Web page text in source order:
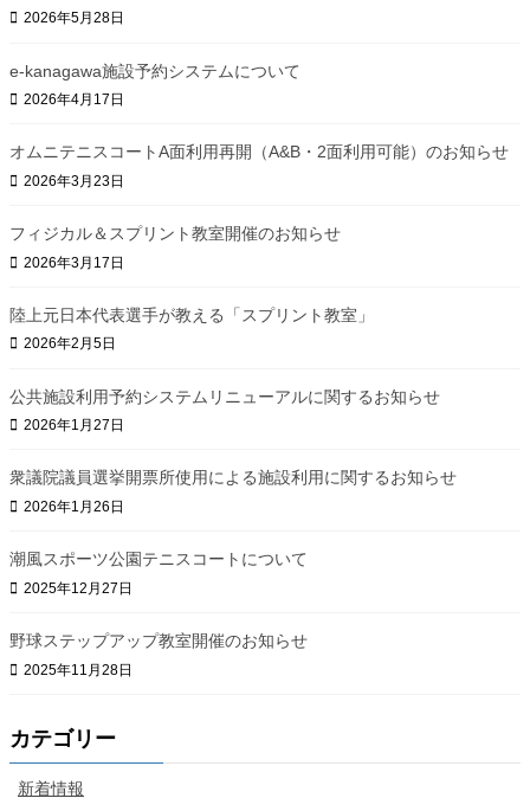
2026年5月28日
e-kanagawa施設予約システムについて
2026年4月17日
オムニテニスコートA面利用再開（A&B・2面利用可能）のお知らせ
2026年3月23日
フィジカル＆スプリント教室開催のお知らせ
2026年3月17日
陸上元日本代表選手が教える「スプリント教室」
2026年2月5日
公共施設利用予約システムリニューアルに関するお知らせ
2026年1月27日
衆議院議員選挙開票所使用による施設利用に関するお知らせ
2026年1月26日
潮風スポーツ公園テニスコートについて
2025年12月27日
野球ステップアップ教室開催のお知らせ
2025年11月28日
カテゴリー
新着情報